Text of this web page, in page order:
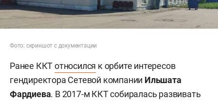
Фото: скриншот с документации
Ранее ККТотносился к орбите интересов
гендиректора Сетевой компании Ильшата
Фардиева. В 2017-м ККТ собиралась развивать